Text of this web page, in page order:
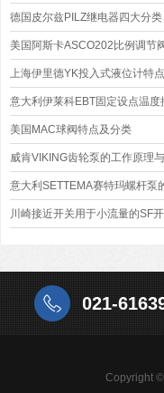
参数
德国皮尔兹PILZ继电器四大分类
美国阿斯卡ASCO202比例调节
理
上海伊里德YK投入式液位计特点
意大利伊莱科EBT固定设点温度
美国MAC球阀特点及分类
威肯VIKING齿轮泵的工作原理
索
意大利SETTEMA赛特玛螺杆泵
工作原理
川崎接近开关用于小流量的SF
021-
Copyright